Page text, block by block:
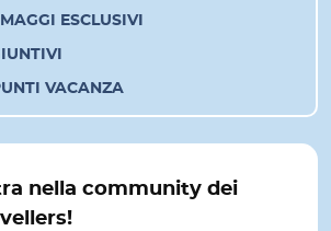
ESCLUSIVI
VACANZA
nella community dei